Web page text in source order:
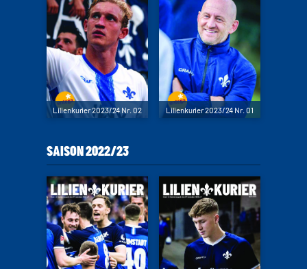
Lilienkurier 2023/24 Nr. 02 Lilienkurier 2023/24 Nr. 01
SAISON 2022/23